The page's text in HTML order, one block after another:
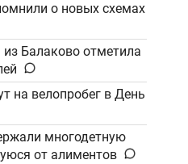
о новых схемах
Балаково отметила
на велопробег в День
многодетную
от алиментов